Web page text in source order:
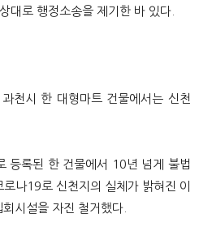
대로 행정소송을 제기한 바 있다.
천시 한 대형마트 건물에서는 신천
등록된 한 건물에서 10년 넘게 불법
나19로 신천지의 실체가 밝혀진 이
시설을 자진 철거했다.